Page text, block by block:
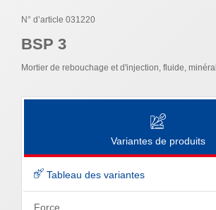
N° d’article 031220
BSP 3
Mortier de rebouchage et d'injection, fluide, minéral
Variantes de produits
Tableau des variantes
Force